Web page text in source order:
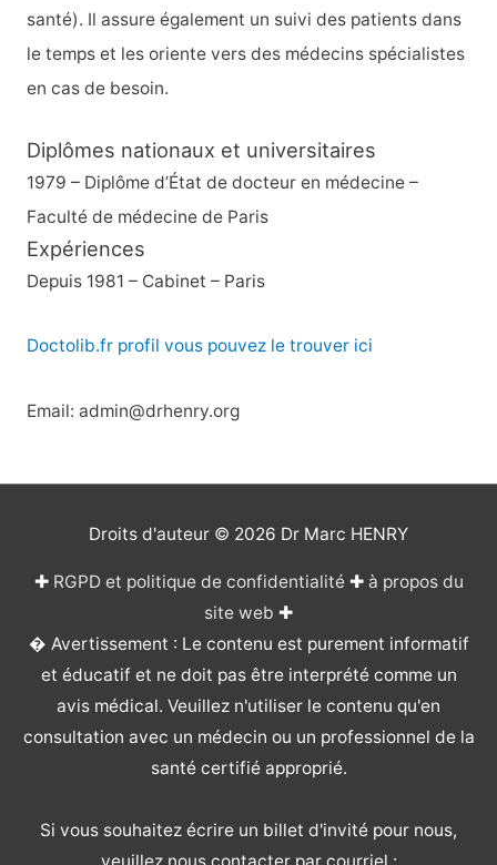
:
santé). Il assure également un suivi des patients dans
le temps et les oriente vers des médecins spécialistes
en cas de besoin.
Diplômes nationaux et universitaires
1979 – Diplôme d’État de docteur en médecine –
Faculté de médecine de Paris
Expériences
Depuis 1981 – Cabinet – Paris
Doctolib.fr profil vous pouvez le trouver ici
Email: admin@drhenry.org
Droits d'auteur © 2026 Dr Marc HENRY
✚ RGPD et politique de confidentialité✚ à propos du
site web ✚
� Avertissement : Le contenu est purement informatif
et éducatif et ne doit pas être interprété comme un
avis médical. Veuillez n'utiliser le contenu qu'en
consultation avec un médecin ou un professionnel de la
santé certifié approprié.
Si vous souhaitez écrire un billet d'invité pour nous,
veuillez nous contacter par courriel :